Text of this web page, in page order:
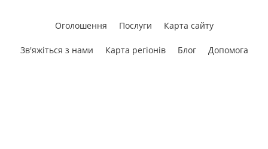
Оголошення Послуги Карта сайту
Зв'яжіться з нами Карта регіонів Блог Допомога